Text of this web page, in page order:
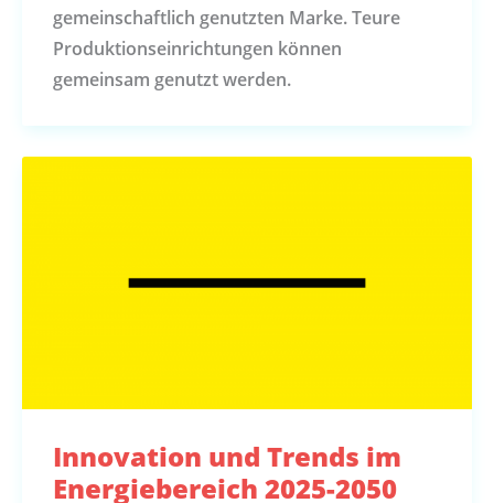
gemeinschaftlich genutzten Marke. Teure
Produktionseinrichtungen können
gemeinsam genutzt werden.
Innovation und Trends im
Energiebereich 2025-2050